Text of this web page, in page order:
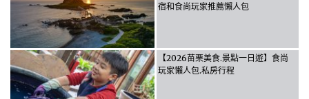
宿和食尚玩家推薦懶人包
【2026苗栗美食.景點一日遊】食尚
玩家懶人包.私房行程